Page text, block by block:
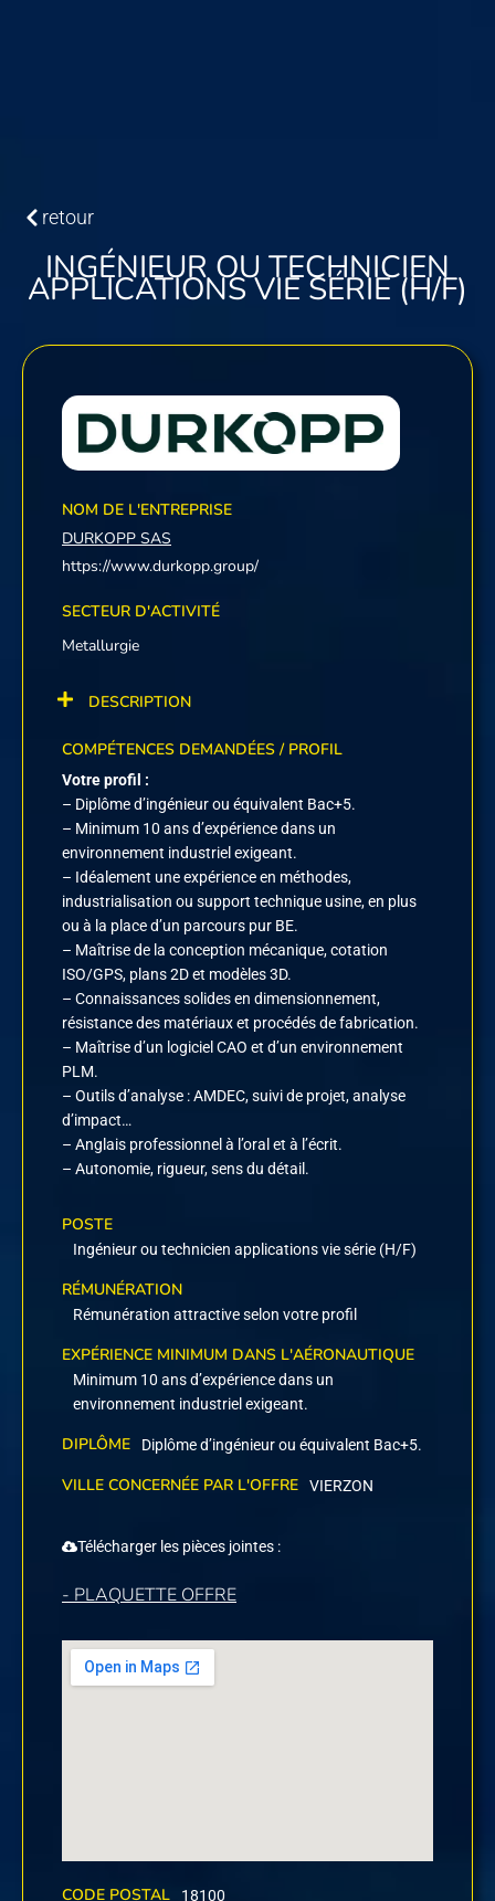
retour
INGÉNIEUR OU TECHNICIEN
APPLICATIONS VIE SÉRIE (H/F)
NOM DE L'ENTREPRISE
DURKOPP SAS
https://www.durkopp.group/
SECTEUR D'ACTIVITÉ
Metallurgie
DESCRIPTION
COMPÉTENCES DEMANDÉES / PROFIL
Votre profil :
– Diplôme d’ingénieur ou équivalent Bac+5.
– Minimum 10 ans d’expérience dans un
environnement industriel exigeant.
– Idéalement une expérience en méthodes,
industrialisation ou support technique usine, en plus
ou à la place d’un parcours pur BE.
– Maîtrise de la conception mécanique, cotation
ISO/GPS, plans 2D et modèles 3D.
– Connaissances solides en dimensionnement,
résistance des matériaux et procédés de fabrication.
– Maîtrise d’un logiciel CAO et d’un environnement
PLM.
– Outils d’analyse : AMDEC, suivi de projet, analyse
d’impact…
– Anglais professionnel à l’oral et à l’écrit.
– Autonomie, rigueur, sens du détail.
POSTE
Ingénieur ou technicien applications vie série (H/F)
RÉMUNÉRATION
Rémunération attractive selon votre profil
EXPÉRIENCE MINIMUM DANS L'AÉRONAUTIQUE
Minimum 10 ans d’expérience dans un
environnement industriel exigeant.
DIPLÔME Diplôme d’ingénieur ou équivalent Bac+5.
VILLE CONCERNÉE PAR L'OFFRE VIERZON
Télécharger les pièces jointes :
- PLAQUETTE OFFRE
CODE POSTAL 18100